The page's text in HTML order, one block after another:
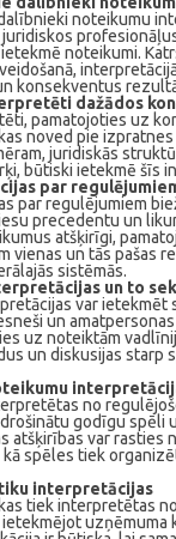
noteikumu
noteikumi.
konsekventus
dažādos
pamatojoties uz
noved pie
juridiskās
būtiski ietekmē šīs
par
par regulējumiem
precedentu un
atšķirīgi,
vienas un tās pašas
sistēmās.
un to
var ietekmēt
un
uz noteiktām
un diskusijas starp
no
godīgu spēli
atšķirības var rasties
spēles tiek
interpretācijas
tiek interpretētas
uzņēmuma